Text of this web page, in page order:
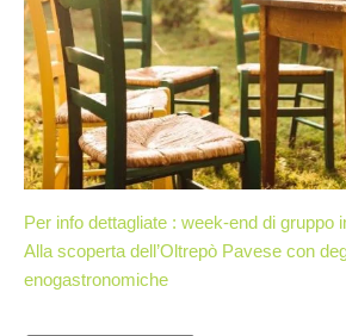
Per info dettagliate : week-end di gruppo
Alla scoperta dell’Oltrepò Pavese con
enogastronomiche